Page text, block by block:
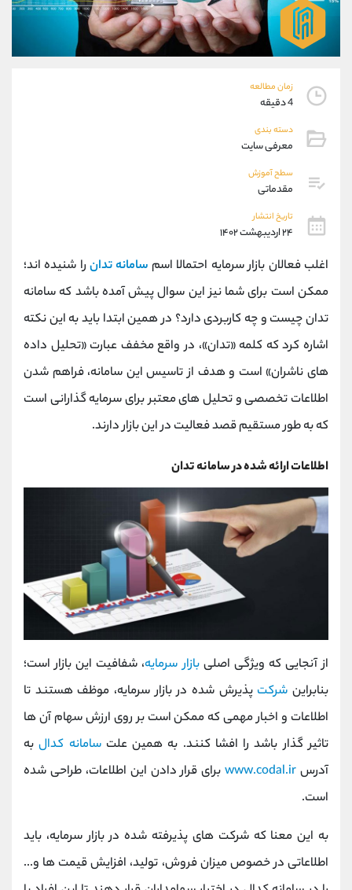
زمان مطالعه
4 دقیقه
دسته بندی
معرفی سایت
سطح آموزش
مقدماتی
تاریخ انتشار
۲۴ اردیبهشت ۱۴۰۲
اغلب فعالان بازار سرمایه احتمالا اسم سامانه تدانرا شنیده اند؛
ممکن است برای شما نیز این سوال پیش آمده باشد که سامانه
تدان چیست و چه کاربردی دارد؟ در همین ابتدا باید به این نکته
اشاره کرد که کلمه «تدان»، در واقع مخفف عبارت «تحلیل داده
های ناشران» است و هدف از تاسیس این سامانه، فراهم شدن
اطلاعات تخصصی و تحلیل های معتبر برای سرمایه گذارانی است
که به طور مستقیم قصد فعالیت در این بازار دارند.
اطلاعات ارائه شده در سامانه تدان
از آنجایی که ویژگی اصلیبازار سرمایه، شفافیت این بازار است؛
بنابراین شرکت پذیرش شده در بازار سرمایه، موظف هستند تا
اطلاعات و اخبار مهمی که ممکن است بر روی ارزش سهام آن ها
تاثیر گذار باشد را افشا کنند. به همین علتسامانه کدالبه
آدرس www.codal.irبرای قرار دادن این اطلاعات، طراحی شده
است.
به این معنا که شرکت های پذیرفته شده در بازار سرمایه، باید
اطلاعاتی در خصوص میزان فروش، تولید، افزایش قیمت ها و...
09304891085
واتساپ شروع گفتگو
تلگرام @Armteam_admin_103
پشتیبان فروش
موبایل
واتساپ
داخلی
اطلاعات تماس (دفتر فروش)
تلفن 021-22021030
بدون پیش شماره 90001030
اینستاگرام @alireza.mehrabii
کانال تلگرام @alirezamehrabi_com